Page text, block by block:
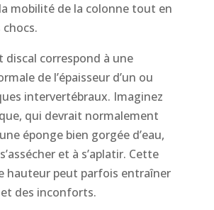
mobilité de la colonne tout en
discal correspond à une
de l’épaisseur d’un ou
intervertébraux. Imaginez
qui devrait normalement
éponge bien gorgée d’eau,
et à s’aplatir. Cette
hauteur peut parfois entraîner
des inconforts.